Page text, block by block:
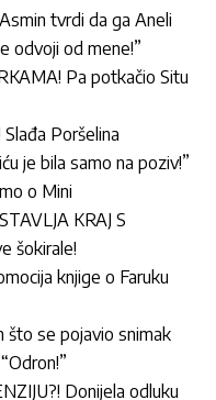
tvrdi da ga Aneli
odvoji od mene!”
Pa potkačio Situ
Poršelina
je bila samo na poziv!”
o Mini
KRAJ S
šokirale!
knjige o Faruku
što se pojavio snimak
Donijela odluku